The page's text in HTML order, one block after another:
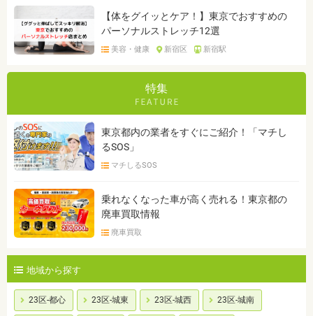
【体をグイッとケア！】東京でおすすめの
パーソナルストレッチ12選
美容・健康 新宿区 新宿駅
特集
東京都内の業者をすぐにご紹介！「マチし
るSOS」
マチしるSOS
乗れなくなった車が高く売れる！東京都の
廃車買取情報
廃車買取
地域から探す
23区-都心 23区-城東 23区-城西 23区-城南